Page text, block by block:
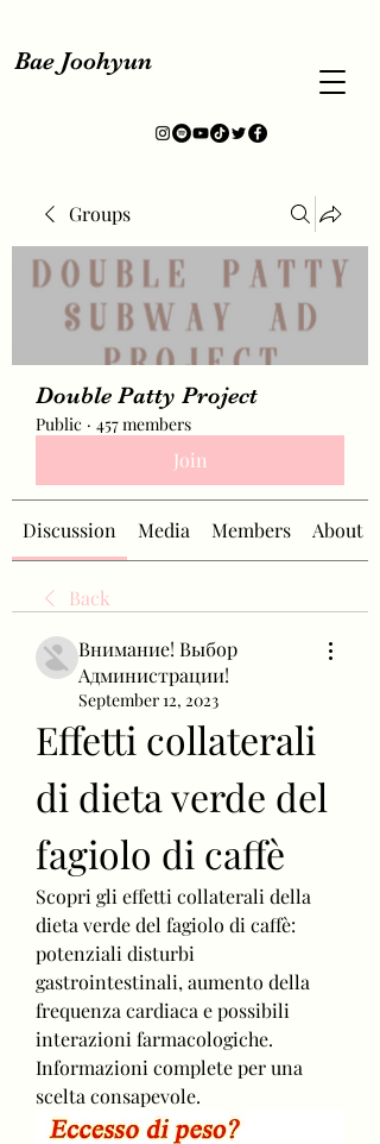
Bae Joohyun
Groups
Double Patty Project
Public · 457 members
Join
Discussion Media Members About
Back
Внимание! Выбор
Администрации!
September 12, 2023
Effetti collaterali
di dieta verde del
fagiolo di caffè
Scopri gli effetti collaterali della
dieta verde del fagiolo di caffè:
potenziali disturbi
gastrointestinali, aumento della
frequenza cardiaca e possibili
interazioni farmacologiche.
Informazioni complete per una
scelta consapevole.